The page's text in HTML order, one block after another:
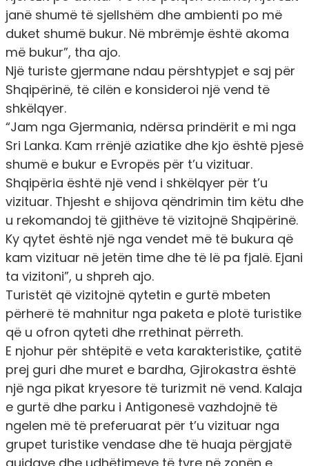
janë shumë të sjellshëm dhe ambienti po më
duket shumë bukur. Në mbrëmje është akoma
më bukur”, tha ajo.
Një turiste gjermane ndau përshtypjet e saj për
Shqipërinë, të cilën e konsideroi një vend të
shkëlqyer.
“Jam nga Gjermania, ndërsa prindërit e mi nga
Sri Lanka. Kam rrënjë aziatike dhe kjo është pjesë
shumë e bukur e Evropës për t’u vizituar.
Shqipëria është një vend i shkëlqyer për t’u
vizituar. Thjesht e shijova qëndrimin tim këtu dhe
u rekomandoj të gjithëve të vizitojnë Shqipërinë.
Ky qytet është një nga vendet më të bukura që
kam vizituar në jetën time dhe të lë pa fjalë. Ejani
ta vizitoni”, u shpreh ajo.
Turistët që vizitojnë qytetin e gurtë mbeten
përherë të mahnitur nga paketa e plotë turistike
që u ofron qyteti dhe rrethinat përreth.
E njohur për shtëpitë e veta karakteristike, çatitë
prej guri dhe muret e bardha, Gjirokastra është
një nga pikat kryesore të turizmit në vend. Kalaja
e gurtë dhe parku i Antigonesë vazhdojnë të
ngelen më të preferuarat për t’u vizituar nga
grupet turistike vendase dhe të huaja përgjatë